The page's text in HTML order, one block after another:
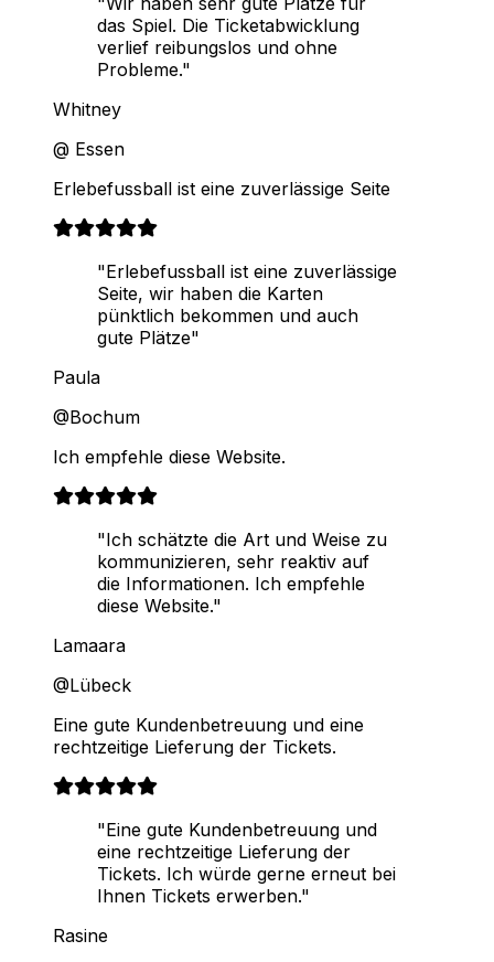
das Spiel. Die Ticketabwicklung
verlief reibungslos und ohne
Probleme."
Whitney
@ Essen
Erlebefussball ist eine zuverlässige Seite
"Erlebefussball ist eine zuverlässige
Seite, wir haben die Karten
pünktlich bekommen und auch
gute Plätze"
Paula
@Bochum
Ich empfehle diese Website.
"Ich schätzte die Art und Weise zu
kommunizieren, sehr reaktiv auf
die Informationen. Ich empfehle
diese Website."
Lamaara
@Lübeck
Eine gute Kundenbetreuung und eine
rechtzeitige Lieferung der Tickets.
"Eine gute Kundenbetreuung und
eine rechtzeitige Lieferung der
Tickets. Ich würde gerne erneut bei
Ihnen Tickets erwerben."
Rasine